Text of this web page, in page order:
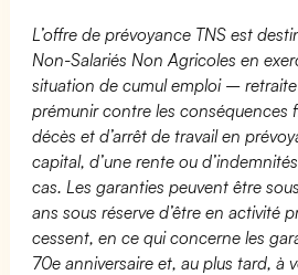
L’offre de prévoyance TNS est
Non-Salariés Non Agricoles en
situation de cumul emploi –
prémunir contre les conséquences
décès et d’arrêt de travail en
capital, d’une rente ou
cas. Les garanties peuvent être
ans sous réserve d’être en activité
cessent, en ce qui concerne les
70e anniversaire et, au plus tard, à